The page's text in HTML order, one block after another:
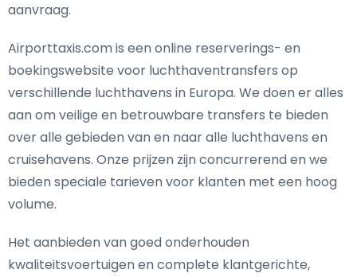
aanvraag.
Airporttaxis.com is een online reserverings- en
boekingswebsite voor luchthaventransfers op
verschillende luchthavens in Europa. We doen er alles
aan om veilige en betrouwbare transfers te bieden
over alle gebieden van en naar alle luchthavens en
cruisehavens. Onze prijzen zijn concurrerend en we
bieden speciale tarieven voor klanten met een hoog
volume.
Het aanbieden van goed onderhouden
kwaliteitsvoertuigen en complete klantgerichte,